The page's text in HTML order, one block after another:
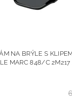
NA BRÝLE S
MARC 848/C 2M217